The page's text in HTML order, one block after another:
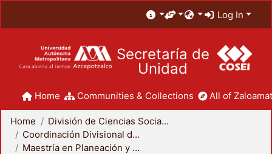
Log In
Secretaría de
Unidad
Home Communities & Collections All of
Home
División de Ciencias Sociales y Humanidades
Coordinación Divisional de Posgrado
Maestría en Planeación y Políticas Metropolitanas